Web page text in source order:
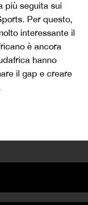
più seguita sui
Per questo,
interessante il
è ancora
hanno
il gap e creare